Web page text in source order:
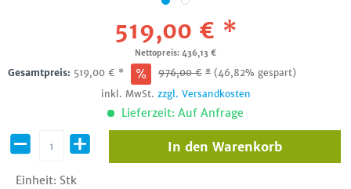
519,00 € *
Nettopreis: 436,13 €
Gesamtpreis: 519,00 € * 976,00€ * (46,82% gespart)
inkl. MwSt. zzgl. Versandkosten
Lieferzeit: Auf Anfrage
Einheit: Stk
In den Warenkorb